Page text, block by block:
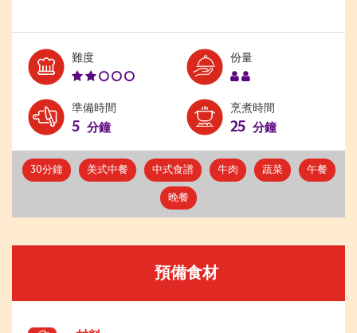
難度Level:
份量Serves:
準備時間
5 分鐘
烹煮時間
25 分鐘
30分鐘 美式中餐 中式食譜 牛肉 蔬菜 午餐
晚餐
預備食材